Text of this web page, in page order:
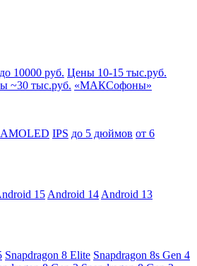
10000 руб. Цены 10-15 тыс.руб.
~30 тыс.руб. «МАКСофоны»
AMOLED IPS до 5 дюймов от 6
15 Android 14 Android 13
Snapdragon 8 Elite Snapdragon 8s Gen 4